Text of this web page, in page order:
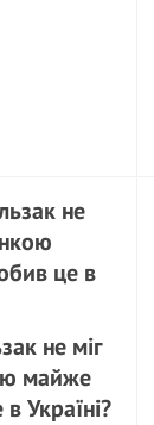
не міг
майже
Україні?